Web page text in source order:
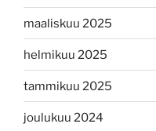
maaliskuu 2025
helmikuu 2025
tammikuu 2025
joulukuu 2024